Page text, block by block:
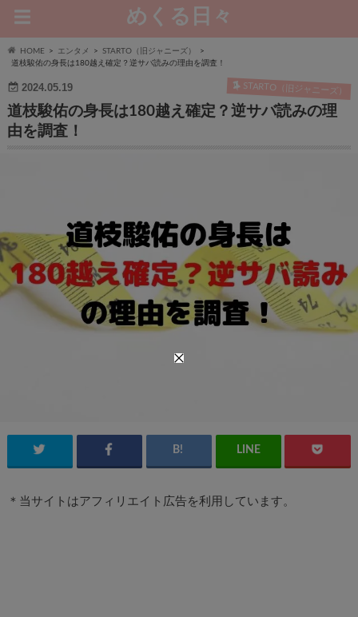
めくる日々
HOME エンタメ
STARTO（旧ジャニーズ）
道枝駿佑の身長は180越え確定？逆サバ読みの理由を調査！
2024.05.19 STARTO（旧ジャニーズ）
道枝駿佑の身長は180越え確定？逆サバ読みの理
由を調査！
＊当サイトはアフィリエイト広告を利用しています。